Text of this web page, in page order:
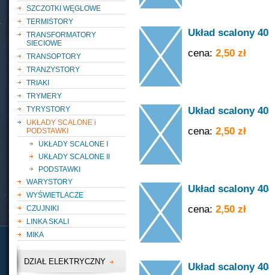
SZCZOTKI WĘGLOWE
TERMISTORY
TRANSFORMATORY
SIECIOWE
TRANSOPTORY
TRANZYSTORY
TRIAKI
TRYMERY
TYRYSTORY
UKŁADY SCALONE i
PODSTAWKI
UKŁADY SCALONE I
UKŁADY SCALONE II
PODSTAWKI
WARYSTORY
WYŚWIETLACZE
CZUJNIKI
LINKA SKALI
MIKA
DZIAŁ ELEKTRYCZNY
Układ scalony
cena: 2,50 zł
Układ scalony
cena: 2,50 zł
Układ scalony
cena: 2,50 zł
Układ scalony